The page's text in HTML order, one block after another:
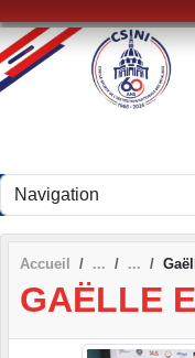
Accueil
GAËLLE